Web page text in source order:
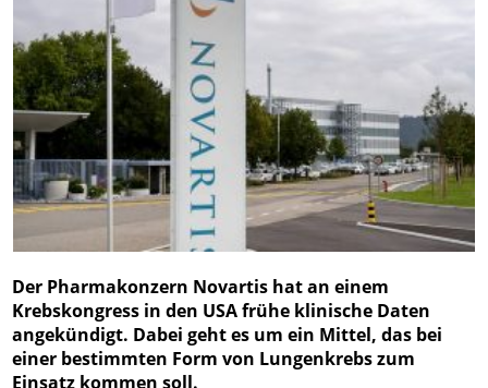
Der Pharmakonzern Novartis hat an einem
Krebskongress in den USA frühe klinische Daten
angekündigt. Dabei geht es um ein Mittel, das bei
einer bestimmten Form von Lungenkrebs zum
Einsatz kommen soll.